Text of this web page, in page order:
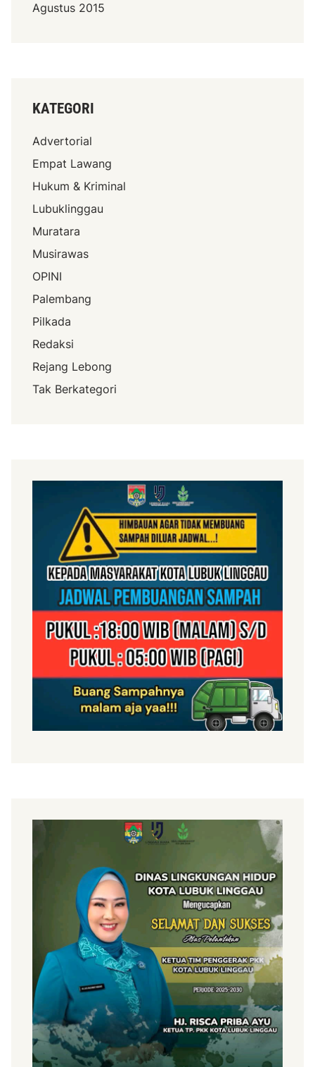
Agustus 2015
KATEGORI
Advertorial
Empat Lawang
Hukum & Kriminal
Lubuklinggau
Muratara
Musirawas
OPINI
Palembang
Pilkada
Redaksi
Rejang Lebong
Tak Berkategori